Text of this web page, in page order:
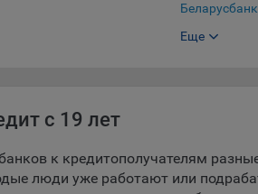
Беларусбанк
Банк БелВЭБ
Сбер Банк
Еще
с 19 лет
к кредитополучателям
люди уже работают или